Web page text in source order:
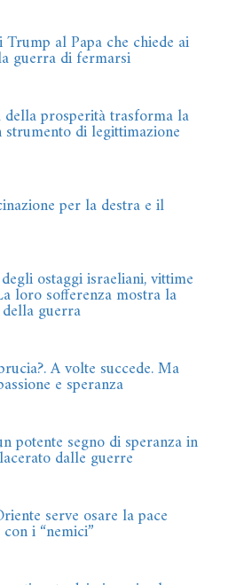
Trump al Papa che chiede ai
guerra di fermarsi
prosperità trasforma la
di legittimazione
per la destra e il
ostaggi israeliani, vittime
loro sofferenza mostra la
guerra
A volte succede. Ma
e speranza
potente segno di speranza in
dalle guerre
serve osare la pace
i “nemici”